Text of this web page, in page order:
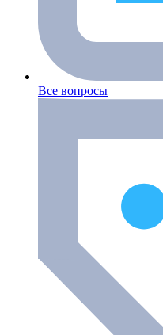
Все вопросы